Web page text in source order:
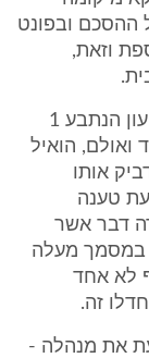
ההסכם ובפונט
וזאת,
אציין עוד כי קיבלתי בהקשר זה כאמין טיעון הנתבע 1
ואולם, הואיל
אותו
טענה
דבר אשר
במסמך מעלה
הנתבע 1 ליד אף לא אחד
זה.
העידה התובעת את מנהלה -